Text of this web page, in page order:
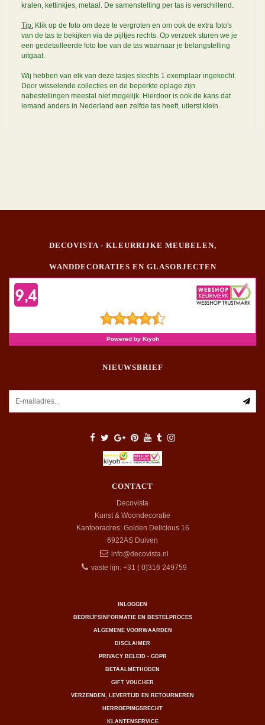
kralen, kettinkjes, metaal. De samenstelling per tas is verschillend.
Tip: Klik op de foto om deze te vergroten en om ook de extra foto's
van de tas te bekijken via de pijltjes rechts. Op verzoek sturen we je
een gedetailleerde foto toe van de tas waarnaar je belangstelling
uitgaat.
Wij hebben van elk van deze tasjes slechts 1 exemplaar ingekocht.
Door wisselende collecties en de beperkte oplage zijn
nabestellingen meestal niet mogelijk. Hierdoor is ook de kans dat
iemand anders in Nederland een zelfde tas heeft, uiterst klein.
DECOVISTA - KLEURRIJKE MEUBELEN,
WANDDECORATIES EN GLASOBJECTEN
NIEUWSBRIEF
CONTACT
Decovista
Kunst & Woondecoratie
Kantooradres: Golden Delicious 16
6922AS Duiven
info@decovista.nl
vaste lijn: +31 ( 0)316 249759
INLOGGEN
BEDRIJFSINFORMATIE EN BESTELPROCES
ALGEMENE VOORWAARDEN
DISCLAIMER
PRIVACY BELEID - GDPR
BETAALMETHODEN
GIFT VOUCHER
VERZENDEN, LEVERTIJD EN RETOURNEREN
HERROEPINGSRECHT
KLANTENSERVICE